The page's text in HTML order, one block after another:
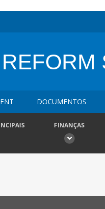
DOCUMENTOS
FINANÇAS